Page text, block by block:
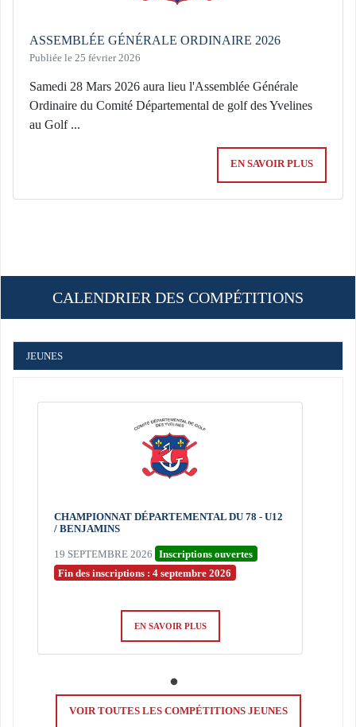
ASSEMBLÉE GÉNÉRALE ORDINAIRE 2026
Publiée le 25 février 2026
Samedi 28 Mars 2026 aura lieu l'Assemblée Générale
Ordinaire du Comité Départemental de golf des Yvelines
au Golf ...
EN SAVOIR PLUS
CALENDRIER DES COMPÉTITIONS
JEUNES
CHAMPIONNAT DÉPARTEMENTAL DU 78 - U12
/ BENJAMINS
19 SEPTEMBRE 2026
Inscriptions ouvertes
Fin des inscriptions : 4 septembre 2026
EN SAVOIR PLUS
VOIR TOUTES LES COMPÉTITIONS JEUNES